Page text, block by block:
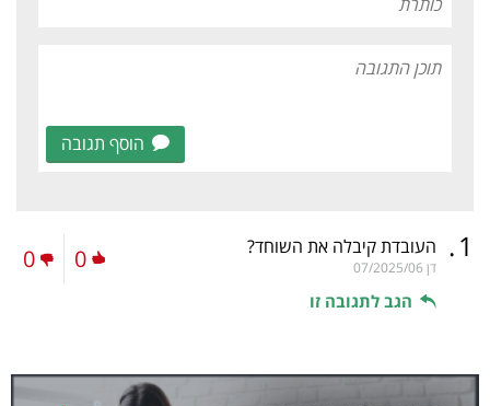
הוסף תגובה
1
. העובדת קיבלה את השוחד?
דן 07/2025/06
הגב לתגובה זו
0
0